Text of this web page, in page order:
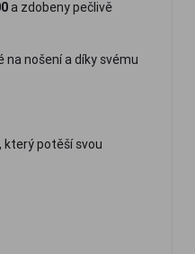
a zdobeny pečlivě
nošení a díky svému
který potěší svou